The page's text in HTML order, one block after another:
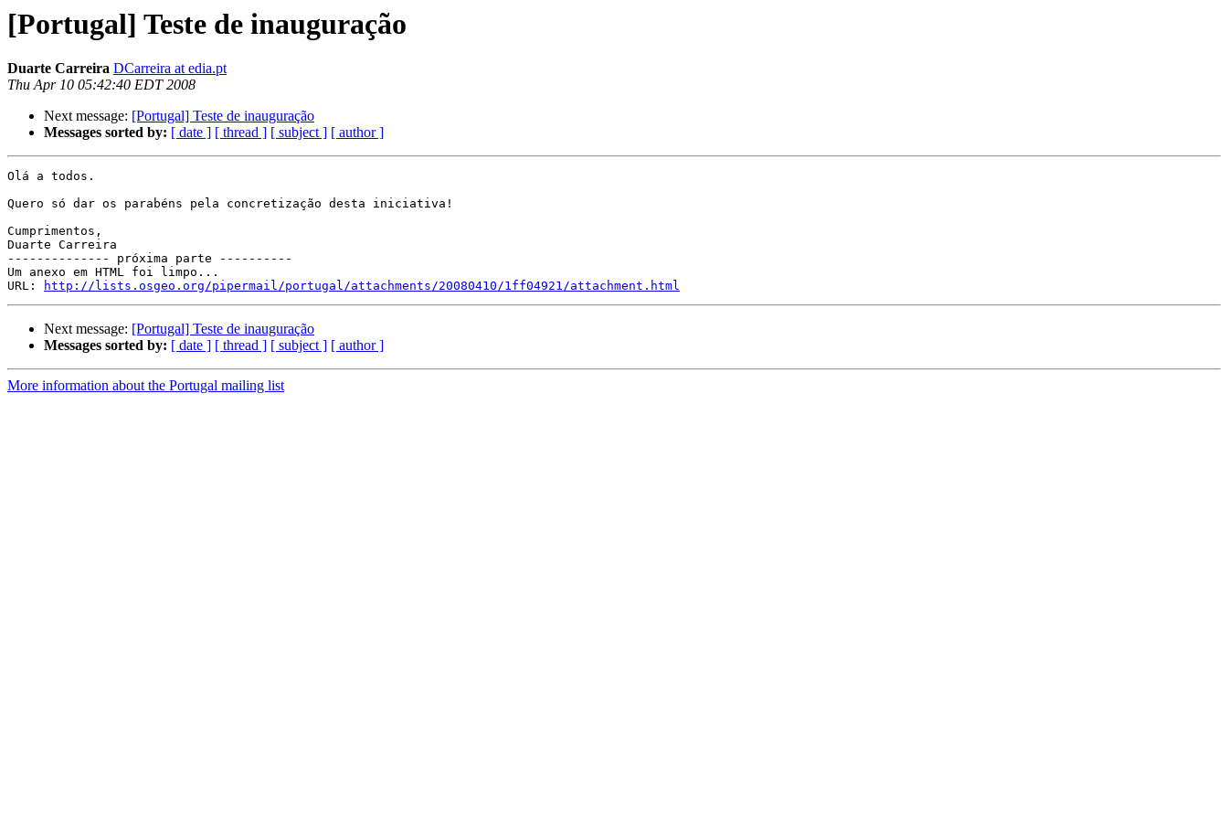
[Portugal] Teste de inauguração
Duarte Carreira DCarreira at edia.pt
Thu Apr 10 05:42:40 EDT 2008
Next message: [Portugal] Teste de inauguração
Messages sorted by: [ date ] [ thread ] [ subject ] [ author ]
Olá a todos.
Quero só dar os parabéns pela concretização desta iniciativa!
Cumprimentos,
Duarte Carreira
-------------- próxima parte ----------
Um anexo em HTML foi limpo...
URL:
http://lists.osgeo.org/pipermail/portugal/attachments/20080410/1ff04921/attachment.html
Next message: [Portugal] Teste de inauguração
Messages sorted by: [ date ] [ thread ] [ subject ] [ author ]
More information about the Portugal mailing list